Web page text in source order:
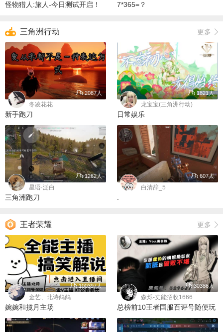
怪物猎人:旅人-今日测试开启！ 7*365=？
三角洲行动 更多
2087人
冬凌花花
新手跑刀
1821人
龙宝宝(三角洲行动)
日常娱乐
1262人
星语·泛白
三角洲跑刀
607人
白清辞_5
王者荣耀 更多
100397人
金艺、北诗鸽鸽
婉婉和揽月主场
30386人
森烁-丈能招收1666
总榜前10王者国服百评号随便玩